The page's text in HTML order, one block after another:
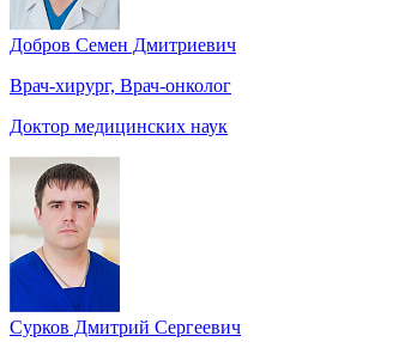
Добров Семен Дмитриевич
Врач-хирург, Врач-онколог
Доктор медицинских наук
Сурков Дмитрий Сергеевич